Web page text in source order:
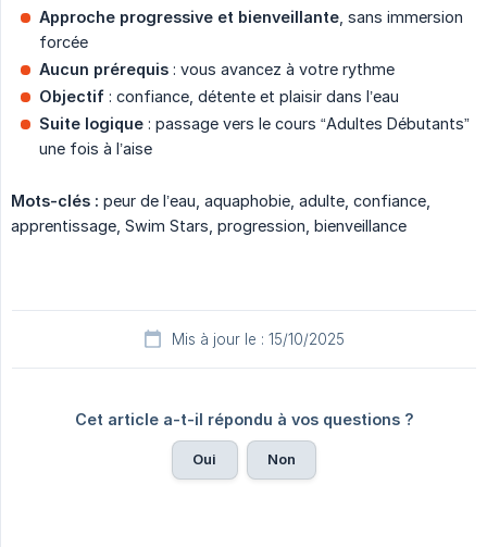
Approche progressive et bienveillante , sans immersion
forcée
Aucun prérequis : vous avancez à votre rythme
Objectif : confiance, détente et plaisir dans l’eau
Suite logique : passage vers le cours “Adultes Débutants”
une fois à l’aise
Mots-clés : peur de l’eau, aquaphobie, adulte, confiance,
apprentissage, Swim Stars, progression, bienveillance
Mis à jour le : 15/10/2025
Cet article a-t-il répondu à vos questions ?
Oui Non